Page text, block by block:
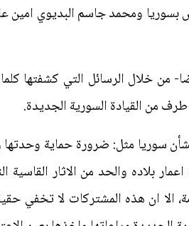
بسوريا ومحمد جاسم البديوي
من خلال الرسائل التي كشفتها
من القيادة السورية الجديدة.
مثل: ضرورة حماية وحدتها
بلاده والحد من الاثار القاسية
الا ان هذه المشتركات لا تخفي